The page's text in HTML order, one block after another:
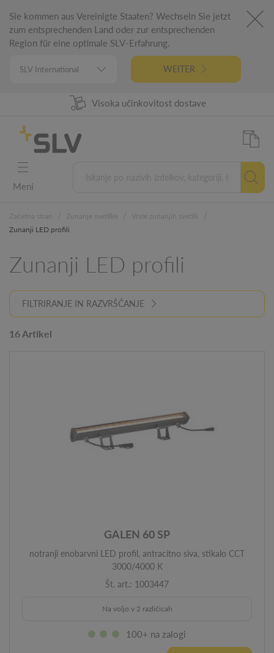
Sie kommen aus Vereinigte Staaten? Wechseln Sie jetzt
zum entsprechenden Land oder zur entsprechenden
Region für eine optimale SLV-Erfahrung.
WEITER
98% Razpoložljivost izdelkov
Visoka učinkovitost dostave
5 letna garancija
Nemški inžiniring
Meni
Zunanji LED profili
Zunanji LED profili
FILTRIRANJE IN RAZVRŠČANJE
16 Artikel
GALEN 60 SP
notranji enobarvni LED profil, antracitno siva, stikalo CCT
3000/4000 K
Št. art.: 1003447
Na voljo v 2 različicah
100+ na zalogi